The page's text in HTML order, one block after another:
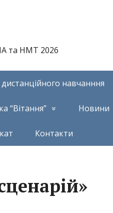
та НМТ 2026
навчанння
“Вітання” Новини
Контакти